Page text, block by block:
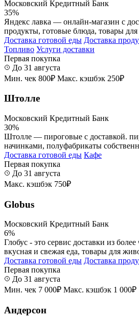
Московский Кредитный Банк
35%
Яндекс лавка — онлайн-магазин с
продукты, готовые блюда, товары для
Доставка готовой еды Доставка
Топливо Услуги доставки
Первая покупка
До 31 августа
Мин. чек 800₽ Макс. кэшбэк 250₽
Штолле
Московский Кредитный Банк
30%
Штолле — пироговые с доставкой.
начинками, полуфабрикаты
Доставка готовой еды Кафе
Первая покупка
До 31 августа
Макс. кэшбэк 750₽
Globus
Московский Кредитный Банк
6%
Глобус - это сервис доставки из
вкусная и свежая еда, товары для
Доставка готовой еды Доставка
Первая покупка
До 31 августа
Мин. чек 7 000₽ Макс. кэшбэк 1 000₽
Андерсон